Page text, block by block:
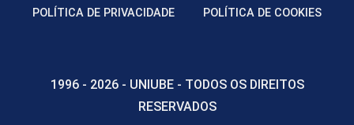
POLÍTICA DE PRIVACIDADE POLÍTICA DE COOKIES
1996 - 2026 - UNIUBE - TODOS OS DIREITOS
RESERVADOS